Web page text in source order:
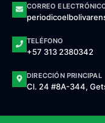
CORREO
TELÉFONO
+57 313 2380342
DIRECCIÓN PRINCIPAL
Cl. 24 #8A-344,